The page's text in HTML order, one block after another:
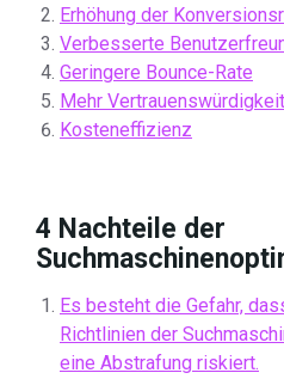
Erhöhung der
Verbesserte
Geringere Bounce-Rate
Mehr Vertrauenswürdigkeit
Kosteneffizienz
4 Nachteile der
Es besteht die Gefahr,
Richtlinien der
eine Abstrafung riskiert.